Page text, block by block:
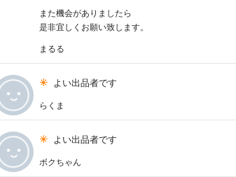
また機会がありましたら
是非宜しくお願い致します。
まるる
よい出品者です
らくま
よい出品者です
ボクちゃん